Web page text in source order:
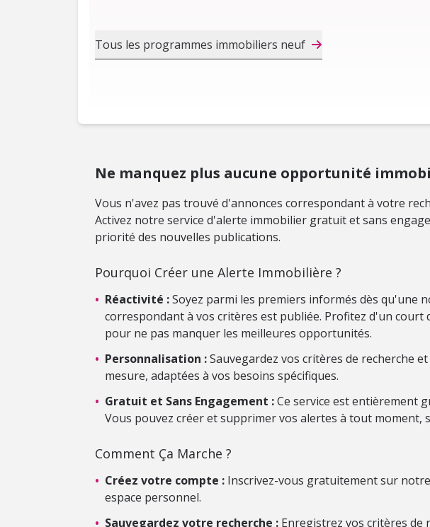
Tous les programmes immobiliers neuf
Ne manquez plus aucune opportunité
Vous n'avez pas trouvé d'annonces correspondant à votre
Activez notre service d'alerte immobilier gratuit et sans
priorité des nouvelles publications.
Pourquoi Créer une Alerte Immobilière ?
• Réactivité :Soyez parmi les premiers informés dès qu'une
correspondant à vos critères est publiée. Profitez d'un court
pour ne pas manquer les meilleures opportunités.
• Personnalisation :Sauvegardez vos critères de recherche
mesure, adaptées à vos besoins spécifiques.
• Gratuit et Sans Engagement :Ce service est entièrement
Vous pouvez créer et supprimer vos alertes à tout moment,
Comment Ça Marche ?
• Créez votre compte : Inscrivez-vous gratuitement sur
espace personnel.
• Sauvegardez votre recherche : Enregistrez vos critères de